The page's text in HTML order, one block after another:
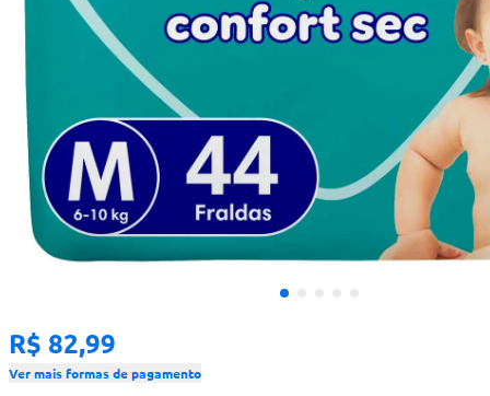
R$ 82,99
Ver mais formas de pagamento